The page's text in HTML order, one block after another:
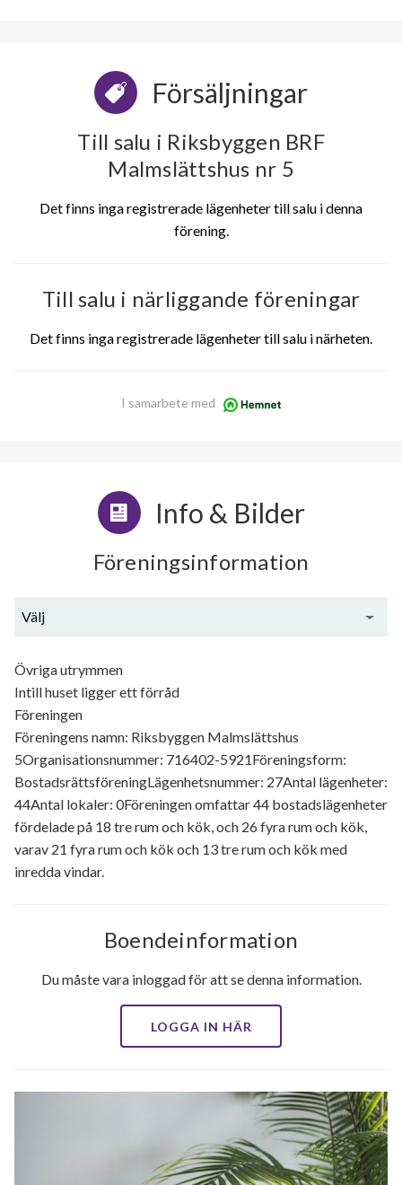
Försäljningar
Till salu i Riksbyggen BRF
Malmslättshus nr 5
Det finns inga registrerade lägenheter till salu i denna
förening.
Till salu i närliggande föreningar
Det finns inga registrerade lägenheter till salu i närheten.
I samarbete med
Info & Bilder
Föreningsinformation
Välj
Övriga utrymmen
Intill huset ligger ett förråd
Föreningen
Föreningens namn: Riksbyggen Malmslättshus
5Organisationsnummer: 716402-5921Föreningsform:
BostadsrättsföreningLägenhetsnummer: 27Antal lägenheter:
44Antal lokaler: 0Föreningen omfattar 44 bostadslägenheter
fördelade på 18 tre rum och kök, och 26 fyra rum och kök,
varav 21 fyra rum och kök och 13 tre rum och kök med
inredda vindar.
Boendeinformation
Du måste vara inloggad för att se denna information.
LOGGA IN HÄR